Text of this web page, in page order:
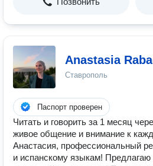
Anastasia
Ставрополь
Паспорт проверен
Читать и говорить за 1 месяц
живое общение и внимание к
Анастасия, профессиональный
и испанскому языкам! Предлагаю